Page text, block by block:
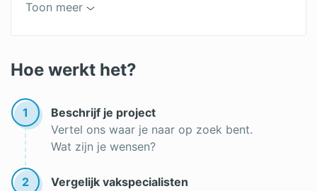
Hoeveel zonnepanelen heb ik nodig?
Kleine zonnepanelen
Omvormer zonnepanelen
Werking zonnepanelen
Zonnepanelen plaatsen
Beste zonnepanelen
Toon meer
Hoe werkt het?
1
Beschrijf je project
Vertel ons waar je naar op zoek bent.
Wat zijn je wensen?
2
Vergelijk vakspecialisten